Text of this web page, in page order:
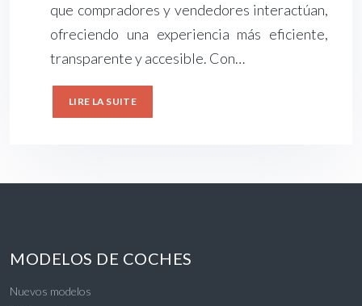
que compradores y vendedores interactúan,
ofreciendo una experiencia más eficiente,
transparente y accesible. Con…
LIRE LA SUITE
MODELOS DE COCHES
Nuevos modelos